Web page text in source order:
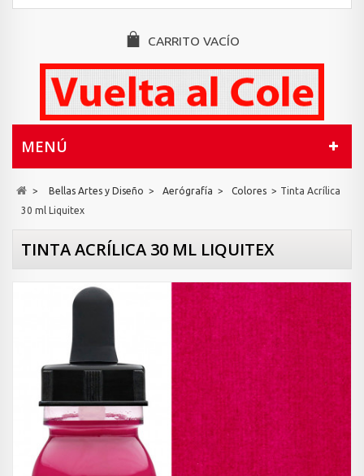
CARRITO VACÍO
MENÚ
> Bellas Artes y Diseño > Aerógrafía > Colores > Tinta Acrílica
30 ml Liquitex
TINTA ACRÍLICA 30 ML LIQUITEX